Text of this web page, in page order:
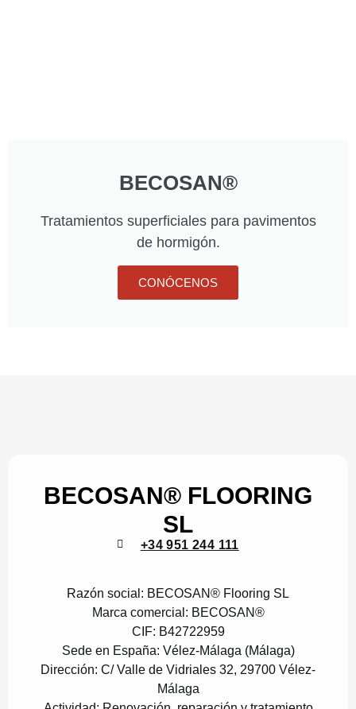
BECOSAN®
Tratamientos superficiales para pavimentos
de hormigón.
CONÓCENOS
BECOSAN® FLOORING
SL
+34 951 244 111
Razón social: BECOSAN® Flooring SL
Marca comercial: BECOSAN®
CIF: B42722959
Sede en España: Vélez-Málaga (Málaga)
Dirección: C/ Valle de Vidriales 32, 29700 Vélez-
Málaga